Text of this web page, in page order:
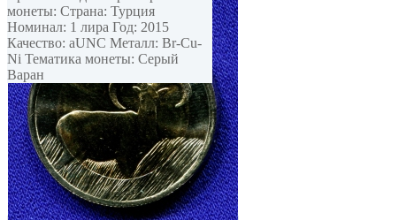
монеты: Страна: Турция
Номинал: 1 лира Год: 2015
Качество: aUNC Металл: Br-Cu-
Ni Тематика монеты: Серый
Варан